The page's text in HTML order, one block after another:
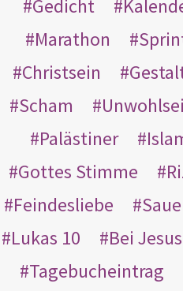
Gedicht
Marathon
Christsein
Scham
Palästiner
Gottes Stimme
Feindesliebe
Lukas 10
Bei
Tagebucheintrag